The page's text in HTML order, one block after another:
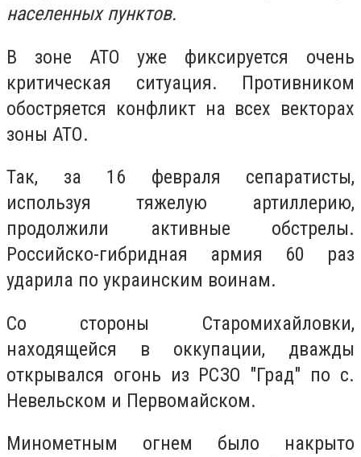
населенных пунктов.
В зоне АТО уже фиксируется очень
критическая ситуация. Противником
обостряется конфликт на всех векторах
зоны АТО.
Так, за 16 февраля сепаратисты,
используя тяжелую артиллерию,
продолжили активные обстрелы.
Российско-гибридная армия 60 раз
ударила по украинским воинам.
Со стороны Старомихайловки,
находящейся в оккупации, дважды
открывался огонь из РСЗО "Град" по с.
Невельском и Первомайском.
Минометным огнем было накрыто